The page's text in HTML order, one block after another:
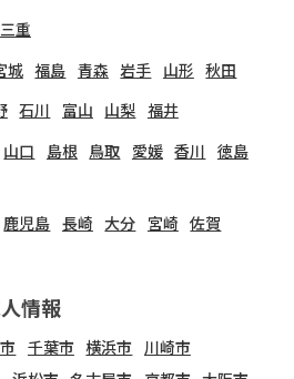
三重
城 福島 青森 岩手 山形 秋田
石川 富山 山梨 福井
山口 島根 鳥取 愛媛 香川 徳島
鹿児島 長崎 大分 宮崎 佐賀
情報
千葉市 横浜市
川崎市